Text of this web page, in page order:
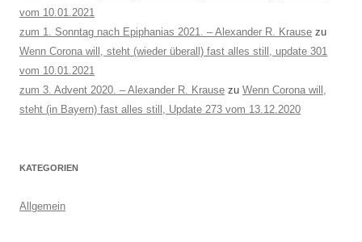
vom 10.01.2021
zum 1. Sonntag nach Epiphanias 2021. – Alexander R. Krause zu
Wenn Corona will, steht (wieder überall) fast alles still, update 301
vom 10.01.2021
zum 3. Advent 2020. – Alexander R. Krause zu Wenn Corona will,
steht (in Bayern) fast alles still, Update 273 vom 13.12.2020
KATEGORIEN
Allgemein